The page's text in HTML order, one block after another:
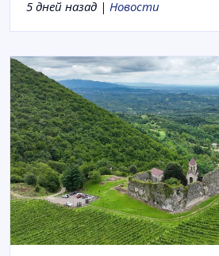
5 дней назад | Новости